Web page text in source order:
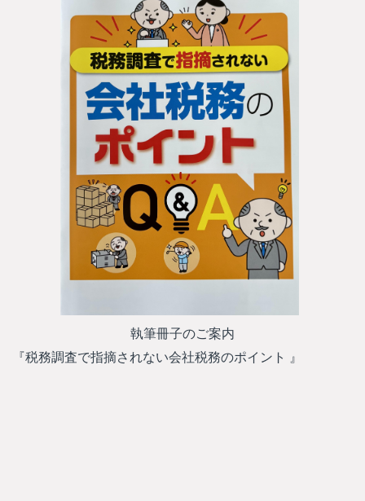
執筆冊子のご案内
『税務調査で指摘されない会社税務のポイント 』